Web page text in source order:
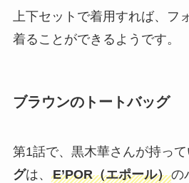
上下セットで着用すれば、フ
着ることができるようです。
ブラウンのトートバッグ
第1話で、黒木華さんが持って
グは、 E’POR（エポール）の